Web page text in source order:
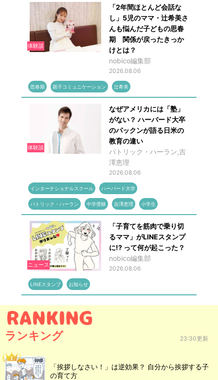
体験談
「2年間ほとんど会話な
し」5児のママ・辻希美さ
んも悩んだ子どもの思春
期 関係が戻ったきっか
けとは？
nobico編集部
2026.08.06
思春期 親子コミュニケーション 辻希美
体験談
なぜアメリカには「塾」
がない？ ハーバード大卒
のパックンが語る日米の
教育の違い
パトリック・ハーラン,吉
澤恵理
2026.08.06
インターナショナルスクール ハーバード大学
パトリック・ハーラン 中学受験 吉澤恵理 小学生
ニュース
「子育てを筋肉で乗り切
るママ」がLINEスタンプ
に!? って何が起こった？
nobico編集部
2026.08.06
LINEスタンプ お知らせ
ランキング 23:30更新
「挨拶しなさい！」は逆効果？ 自分から挨拶する子
の育て方